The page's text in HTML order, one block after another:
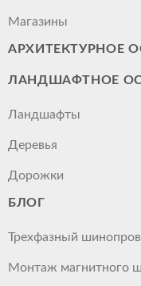
Магазины
АРХИТЕКТУРНОЕ
ЛАНДШАФТНОЕ
Ландшафты
Деревья
Дорожки
БЛОГ
Трехфазный
Монтаж магнитного